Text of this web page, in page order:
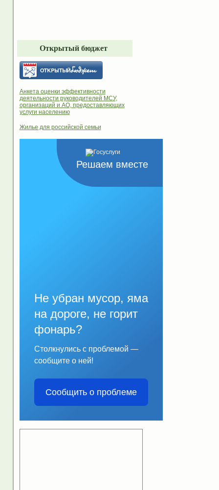
Открытый бюджет
Анкета оценки эффективности
деятельности руководителей МСУ,
организаций и АО, предоставляющих
услуги населению
Жилье для российской семьи
Решаем вместе
Не убран мусор, яма
на дороге, не горит
фонарь?
Столкнулись с проблемой —
сообщите о ней!
Сообщить о проблеме